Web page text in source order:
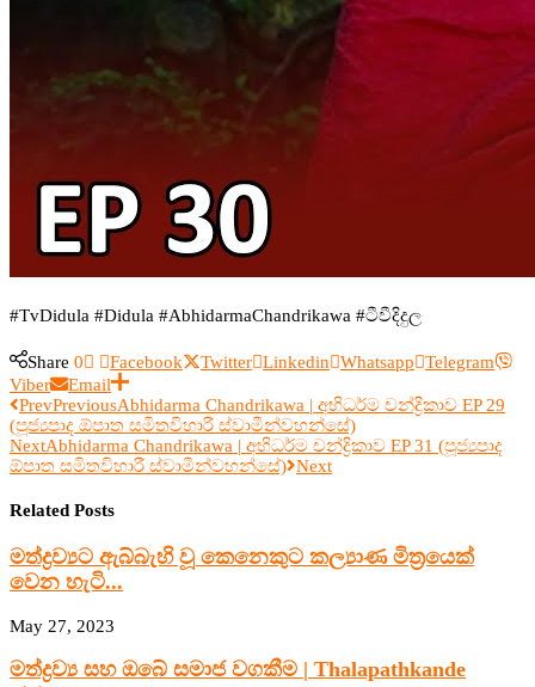
#TvDidula #Didula #AbhidarmaChandrikawa #ටීවීදිදුල
Share 0 Facebook Twitter Linkedin Whatsapp
Telegram
Viber
Email
PrevPreviousAbhidarma Chandrikawa | අභිධර්ම චන්ද්‍රිකාව EP 29
(පූජ්‍යපාද ඕපාත සමිතවිහාරී ස්වාමීන්වහන්සේ)
NextAbhidarma Chandrikawa | අභිධර්ම චන්ද්‍රිකාව EP 31 (පූජ්‍යපාද
ඕපාත සමිතවිහාරී ස්වාමීන්වහන්සේ) Next
Related Posts
මත්ද්‍රව්‍යට ඇබ්බැහි වූ කෙනෙකුට කල්‍යාණ මිත්‍රයෙක්
වෙන හැටි...
May 27, 2023
මත්ද්‍රව්‍ය සහ ඔබේ සමාජ වගකීම | Thalapathkande